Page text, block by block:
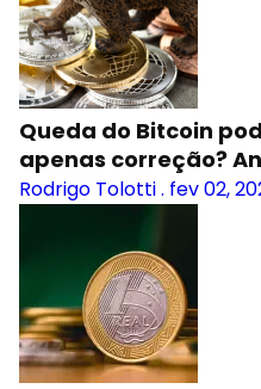
Queda do Bitcoin
apenas correção?
Rodrigo Tolotti. fev 02,